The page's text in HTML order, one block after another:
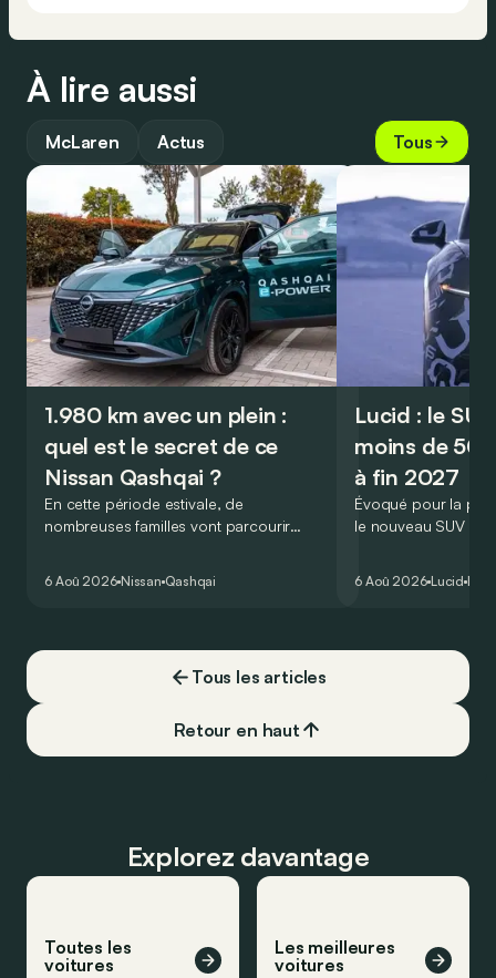
À lire aussi
McLaren Actus Tous
1.980 km avec un plein :
quel est le secret de ce
Nissan Qashqai ?
En cette période estivale, de
nombreuses familles vont parcourir
Qashqai e-Power, il serait possible de
6 Aoû 2026 Nissan Qashqai
Lucid : le
moins de
à fin 2027
Évoqué pour la
le nouveau SUV
l’année 2026.
6 Aoû 2026 Lucid
Tous les articles
Retour en haut
Explorez davantage
Toutes les
voitures
Les meilleures
voitures